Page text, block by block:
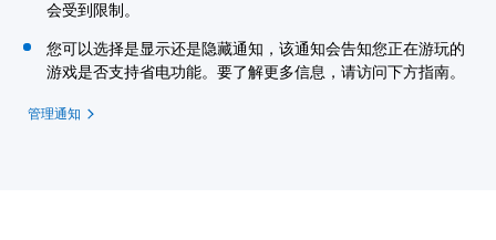
会受到限制。
您可以选择是显示还是隐藏通知，该通知会告知您正在游玩的
游戏是否支持省电功能。要了解更多信息，请访问下方指南。
管理通知